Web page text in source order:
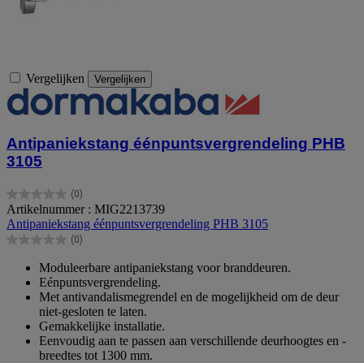
Vergelijken Vergelijken
Antipaniekstang éénpuntsvergrendeling PHB
3105
(0)
0.0
van
de
5
Artikelnummer : MIG2213739
Antipaniekstang éénpuntsvergrendeling PHB 3105
(0)
0.0
sterren.
Moduleerbare antipaniekstang voor branddeuren.
Eénpuntsvergrendeling.
Met antivandalismegrendel en de mogelijkheid om de deur
niet-gesloten te laten.
Gemakkelijke installatie.
Eenvoudig aan te passen aan verschillende deurhoogtes en -
breedtes tot 1300 mm.